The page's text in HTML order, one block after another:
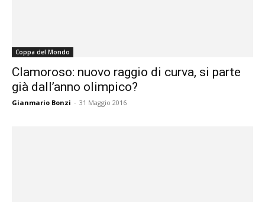
Coppa del Mondo
Clamoroso: nuovo raggio di curva, si parte
già dall’anno olimpico?
Gianmario Bonzi - 31 Maggio 2016